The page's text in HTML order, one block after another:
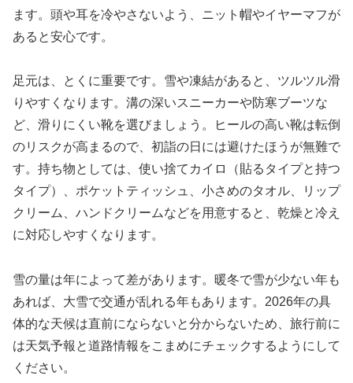
ます。頭や耳を冷やさないよう、ニット帽やイヤーマフが
あると安心です。
足元は、とくに重要です。雪や凍結があると、ツルツル滑
りやすくなります。溝の深いスニーカーや防寒ブーツな
ど、滑りにくい靴を選びましょう。ヒールの高い靴は転倒
のリスクが高まるので、初詣の日には避けたほうが無難で
す。持ち物としては、使い捨てカイロ（貼るタイプと持つ
タイプ）、ポケットティッシュ、小さめのタオル、リップ
クリーム、ハンドクリームなどを用意すると、乾燥と冷え
に対応しやすくなります。
雪の量は年によって差があります。暖冬で雪が少ない年も
あれば、大雪で交通が乱れる年もあります。2026年の具
体的な天候は直前にならないと分からないため、旅行前に
は天気予報と道路情報をこまめにチェックするようにして
ください。